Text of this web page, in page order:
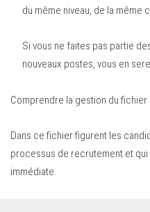
du même niveau, de la même
Si vous ne faites pas partie
nouveaux postes, vous en
Comprendre la gestion du
Dans ce fichier figurent les
processus de recrutement et
immédiate.